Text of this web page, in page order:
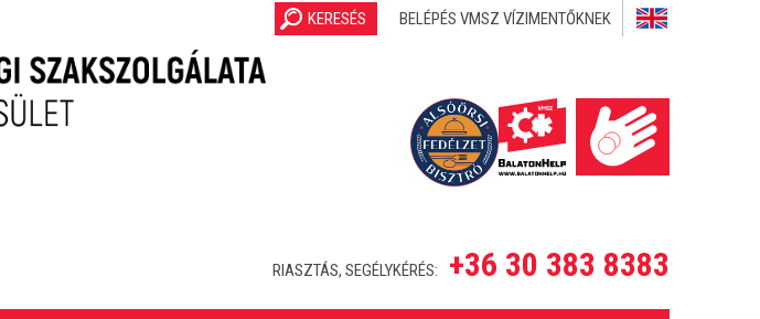
KERESÉS BELÉPÉS VMSZ VÍZIMENTŐKNEK
RIASZTÁS, SEGÉLYKÉRÉS: +36 30 383 8383